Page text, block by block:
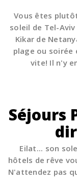
Vous êtes
soleil de Tel-
Kikar de
plage ou soirée
vite! Il n'y
Séjours
Eilat... son
hôtels de rêve
N'attendez pas